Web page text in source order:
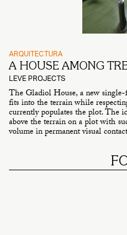
ARQUITECTURA
A HOUSE AMONG
LEVE PROJECTS
The Gladiol House, a new
fits into the terrain while
currently populates the plot. The
above the terrain on a plot with
volume in permanent visual